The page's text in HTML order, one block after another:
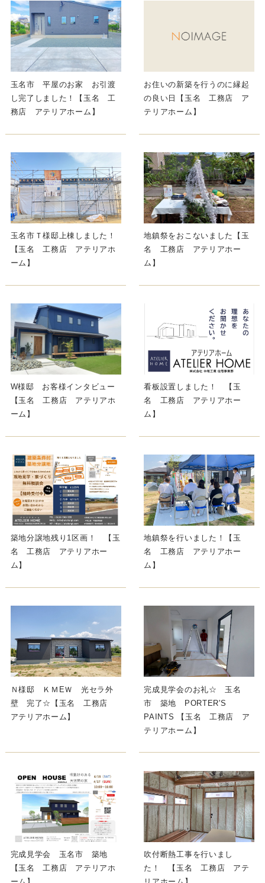
玉名市 平屋のお家 お引渡
し完了しました！【玉名 工
務店 アテリアホーム】
お住いの新築を行うのに縁起
の良い日【玉名 工務店 ア
テリアホーム】
玉名市Ｔ様邸上棟しました！
【玉名 工務店 アテリアホ
ーム】
地鎮祭をおこないました【玉
名 工務店 アテリアホー
ム】
W様邸 お客様インタビュー
【玉名 工務店 アテリアホ
ーム】
看板設置しました！ 【玉
名 工務店 アテリアホー
ム】
築地分譲地残り1区画！ 【玉
名 工務店 アテリアホー
ム】
地鎮祭を行いました！【玉
名 工務店 アテリアホー
ム】
Ｎ様邸 ＫＭEＷ 光セラ外
壁 完了☆【玉名 工務店
アテリアホーム】
完成見学会のお礼☆ 玉名
市 築地 PORTER'S
PAINTS 【玉名 工務店 ア
テリアホーム】
完成見学会 玉名市 築地
【玉名 工務店 アテリアホ
吹付断熱工事を行いまし
た！ 【玉名 工務店 アテ